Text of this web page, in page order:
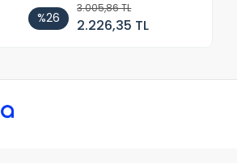
%26
3.005,86 TL
2.226,35 TL